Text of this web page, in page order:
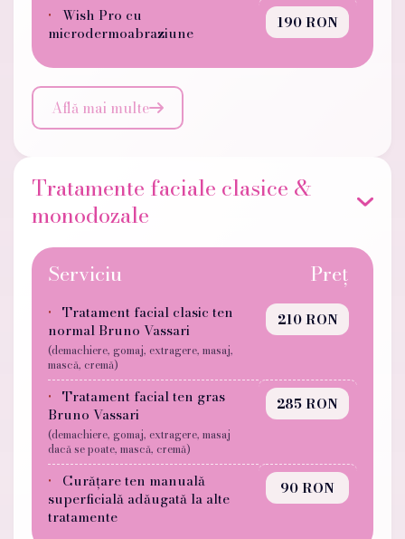
Wish Pro cu
microdermoabraziune
190 RON
Află mai multe
Tratamente faciale clasice &
monodozale
Serviciu Preț
Tratament facial clasic ten
normal Bruno Vassari
(demachiere, gomaj, extragere, masaj,
mască, cremă)
210 RON
Tratament facial ten gras
Bruno Vassari
(demachiere, gomaj, extragere, masaj
dacă se poate, mască, cremă)
285 RON
Curățare ten manuală
superficială adăugată la alte
tratamente
90 RON